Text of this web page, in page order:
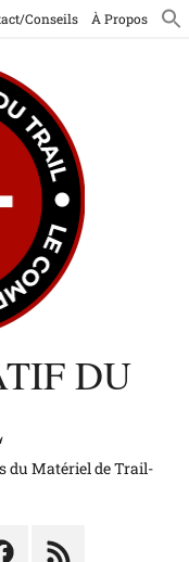
Conseils À Propos
DU
du Matériel de Trail-
Élément